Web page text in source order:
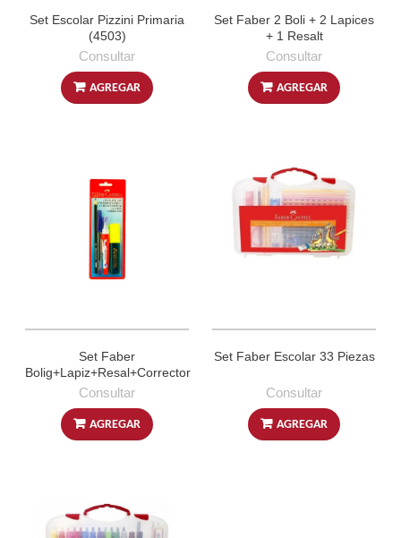
Set Escolar Pizzini Primaria
(4503)
Consultar
AGREGAR
Set Faber 2 Boli + 2 Lapices
+ 1 Resalt
Consultar
AGREGAR
Set Faber
Bolig+Lapiz+Resal+Corrector
Consultar
AGREGAR
Set Faber Escolar 33 Piezas
Consultar
AGREGAR